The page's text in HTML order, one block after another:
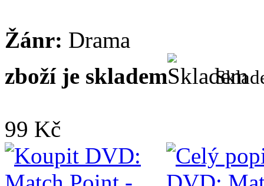
Žánr: Drama
zboží je skladem
99 Kč